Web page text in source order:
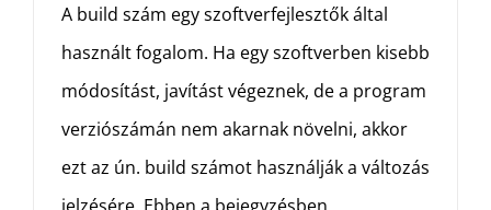
A build szám egy szoftverfejlesztők által
használt fogalom. Ha egy szoftverben kisebb
módosítást, javítást végeznek, de a program
verziószámán nem akarnak növelni, akkor
ezt az ún. build számot használják a változás